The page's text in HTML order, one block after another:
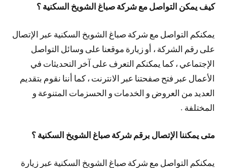
كيف يمكن التواصل مع شركة صباغ الشويخ السكنية ؟
يمكنكم التواصل مع شركة صباغ الشويخ السكنية عبر الإتصال
على رقم الشركة ، أو زيارة موقعنا على وسائل التواصل
الإجتماعي ، كما يمكنكم التعرف على آخر التحديثات في
الأعمال عبر فتح صفحتنا عبر الانترنت ، كما أننا نقوم بتقديم
العديد من العروض و الخدمات و الحسزمات المتنوعة و
المختلفة .
متى يمكننا الإتصال برقم شركة صباغ الشويخ السكنية ؟
يمكنكم التواصل مع شركة صباغ الشويخ السكنية عبر زيارة